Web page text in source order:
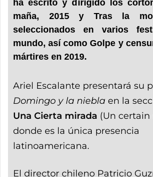
ha escrito y dirigido los
maña, 2015 y Tras la
seleccionados en varios
mundo, así como Golpe y
mártires en 2019.
Ariel Escalante presentará su
Domingo y la niebla en la
Una Cierta mirada (Un certain
donde es la única presencia
latinoamericana.
El director chileno Patricio